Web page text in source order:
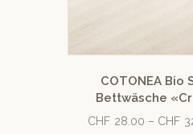
COTONEA Bio
Bettwäsche
CHF 28.00 – CHF